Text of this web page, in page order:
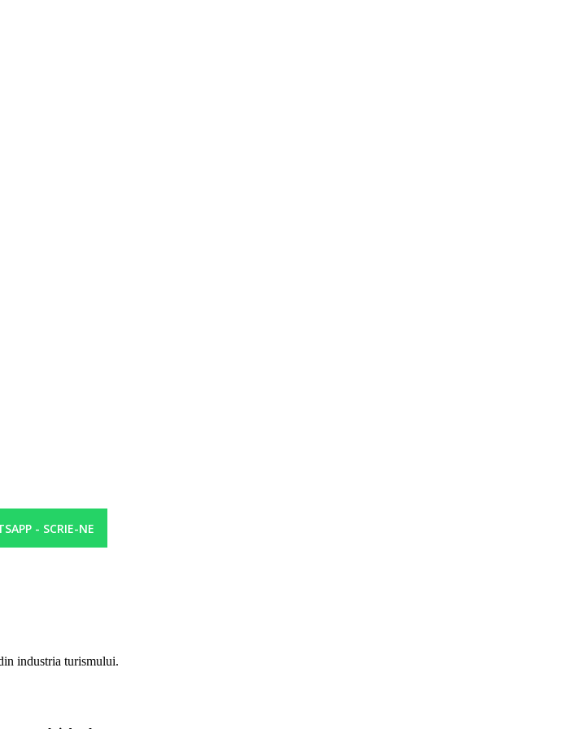
cina tip bufet, 23.00-24.00 gustare la miezul noptii (supa, paste), cafea, ceai si bauturi nealcoolice la micul
local)
pizza, hamburgeri, cartofi prajiti, inghetata
- SCRIE-NE
industria turismului.